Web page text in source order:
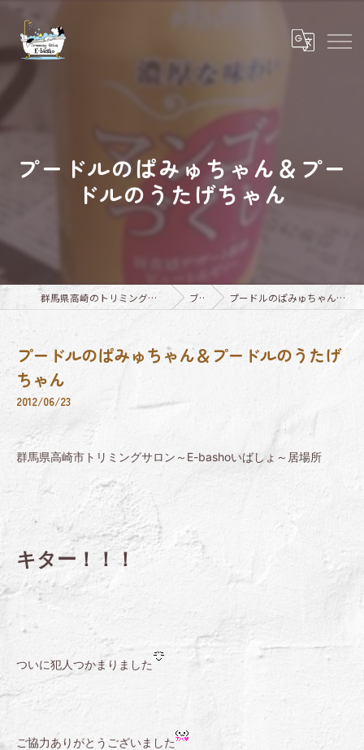
プードルのぱみゅちゃん＆プー
ドルのうたげちゃん
群馬県高崎のトリミングならTrimming Salon E-basho ブログ プードルのぱみゅちゃん＆プードルのうたげちゃん
プードルのぱみゅちゃん＆プードルのうたげ
ちゃん
2012/06/23
群馬県高崎市トリミングサロン～E-bashoいばしょ～居場所
キター！！！
ついに犯人つかまりました
ご協力ありがとうございました